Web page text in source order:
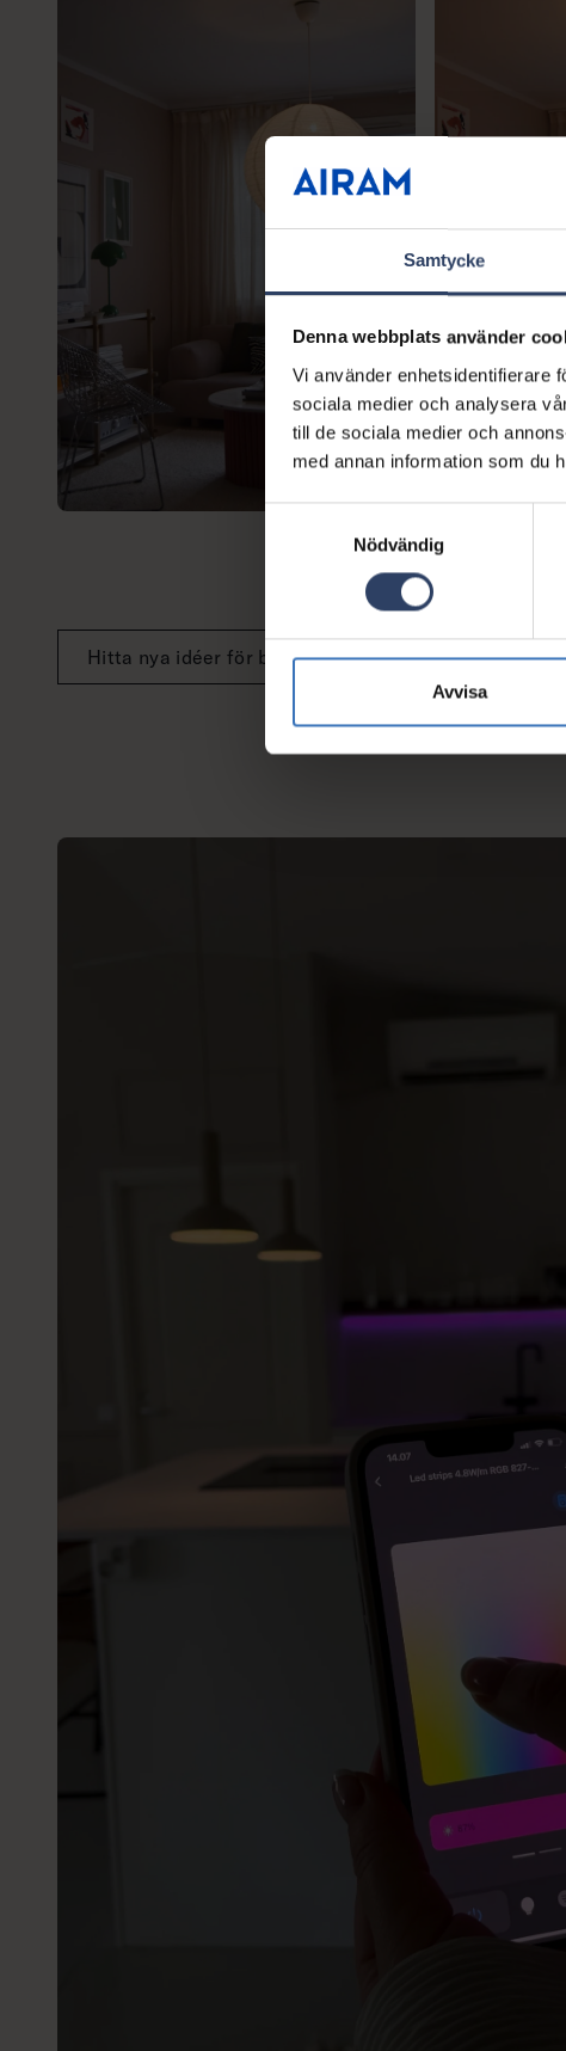
Samtycke
Denna webbplats använder
Vi använder enhetsidentifierare
sociala medier och analysera
till de sociala medier och
med annan information som du
Samtyckesval
Nödvändig
Avvisa
Hitta nya idéer för belysning